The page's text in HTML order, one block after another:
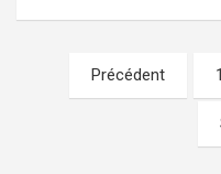
Pagination
Précédent 1